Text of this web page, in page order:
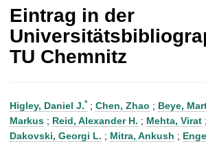
u
f
r
u
Eintrag in der
TU Chemnitz
Higley, Daniel J.* ; Chen, Zhao ; Beye,
Markus ; Reid, Alexander H. ; Mehta, Virat ;
Dakovski, Georgi L. ; Mitra, Ankush ;